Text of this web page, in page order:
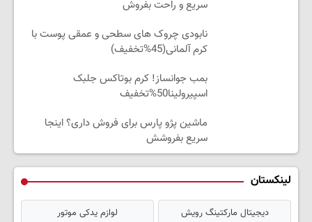
سریع و راحت بفروش
نابودی چروک های سطحی و عمقی پوست با
کرم آلمانی(45%تخفیف)
بمب جوانساز! کرم بوتاکس جلبک
اسپیرولینا50%تخفیف
ماشین پژو پارس برای فروش داری؟ اینجا
سریع بفروشش
لینکستان
دیجیتال مارکتینگ رویش لوازم یدکی موتور